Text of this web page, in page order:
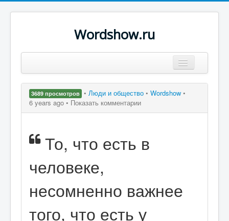
Wordshow.ru
Популярные цитаты
Поиск
3689 просмотров • Люди и общество • Wordshow •
6 years ago • Показать комментарии
То, что есть в
человеке,
несомненно важнее
того, что есть у